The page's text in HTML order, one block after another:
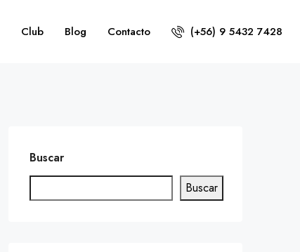
Club Blog Contacto (+56) 9 5432 7428
Buscar
Buscar